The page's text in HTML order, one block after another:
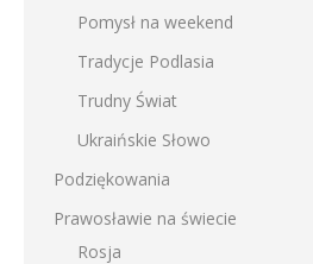
Pomysł na weekend
Tradycje Podlasia
Trudny Świat
Ukraińskie Słowo
Podziękowania
Prawosławie na świecie
Rosja